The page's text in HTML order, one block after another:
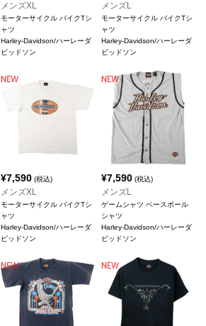
メンズXL
モーターサイクル バイクTシ
ャツ
Harley-Davidson/ハーレーダ
ビッドソン
メンズL
モーターサイクル バイクTシ
ャツ
Harley-Davidson/ハーレーダ
ビッドソン
¥7,590(税込)
メンズXL
モーターサイクル バイクTシ
ャツ
Harley-Davidson/ハーレーダ
ビッドソン
¥7,590 (税込)
メンズL
ゲームシャツ ベースボール
シャツ
Harley-Davidson/ハーレーダ
ビッドソン